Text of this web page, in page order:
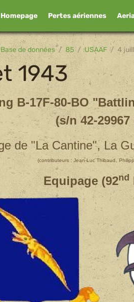
Pertes aériennes
Base de données 85 USAAF 4
1943
B-17F-80-BO
(s/n 42-
de "La Cantine", La
(contributeurs : Jean-Luc Thibaud,
Equipage (92nd